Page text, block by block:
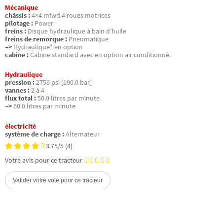
Mécanique
châssis :4×4 mfwd 4 roues motrices
pilotage : Power
freins : Disque hydraulique à bain d’huile
freins de remorque : Pneumatique
–> Hydraulique* en option
cabine :Cabine standard avec en option air conditionné.
Hydraulique
pression :2756 psi [190.0 bar]
vannes :2 à 4
flux total :50.0 litres par minute
–>60.0 litres par minute
électricité
système de charge :Alternateur
3.75/5 (4)
Votre avis pour ce tracteur